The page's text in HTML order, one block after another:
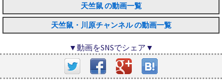
天竺鼠 の動画一覧
天竺鼠・川原チャンネル の動画一覧
▼動画をSNSでシェア▼